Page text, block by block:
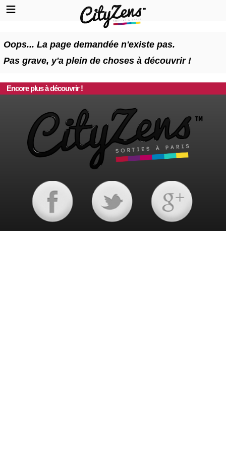
Oops... La page demandée n'existe pas.
Pas grave, y'a plein de choses à découvrir !
Encore plus à découvrir !